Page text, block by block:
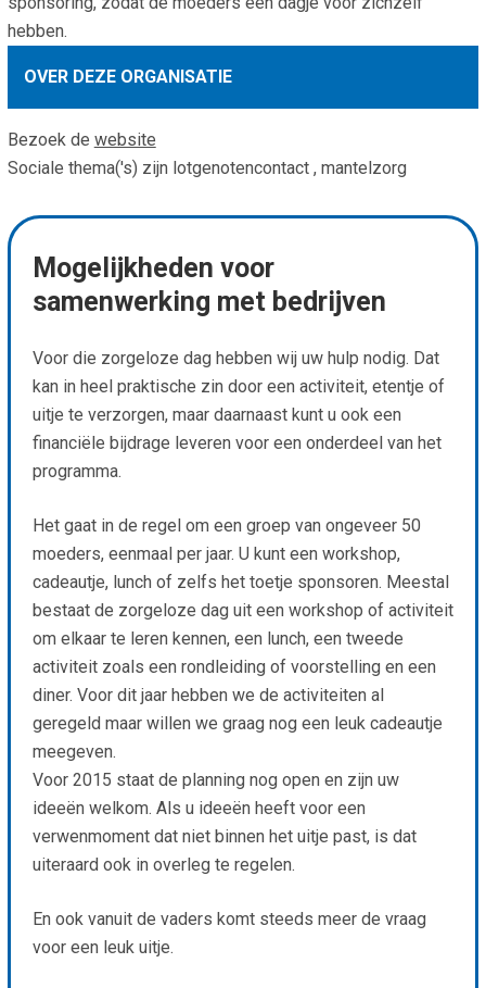
hebben.
OVER DEZE ORGANISATIE
Bezoek de website
Sociale thema('s) zijn lotgenotencontact , mantelzorg
Mogelijkheden voor
samenwerking met bedrijven
Voor die zorgeloze dag hebben wij uw hulp nodig. Dat
kan in heel praktische zin door een activiteit, etentje of
uitje te verzorgen, maar daarnaast kunt u ook een
financiële bijdrage leveren voor een onderdeel van het
programma.
Het gaat in de regel om een groep van ongeveer 50
moeders, eenmaal per jaar. U kunt een workshop,
cadeautje, lunch of zelfs het toetje sponsoren. Meestal
bestaat de zorgeloze dag uit een workshop of activiteit
om elkaar te leren kennen, een lunch, een tweede
activiteit zoals een rondleiding of voorstelling en een
diner. Voor dit jaar hebben we de activiteiten al
geregeld maar willen we graag nog een leuk cadeautje
meegeven.
Voor 2015 staat de planning nog open en zijn uw
ideeën welkom. Als u ideeën heeft voor een
verwenmoment dat niet binnen het uitje past, is dat
uiteraard ook in overleg te regelen.
En ook vanuit de vaders komt steeds meer de vraag
voor een leuk uitje.